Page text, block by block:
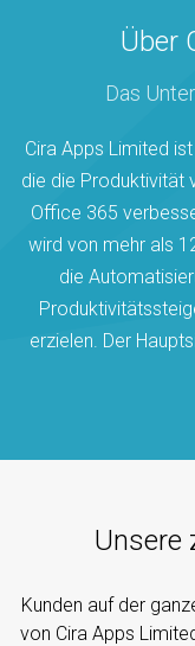
Über
Das
Cira Apps Limited
die die Produktivität
Office 365
wird von mehr als
die
erzielen. Der
Unsere
Kunden auf der
von Cira Apps